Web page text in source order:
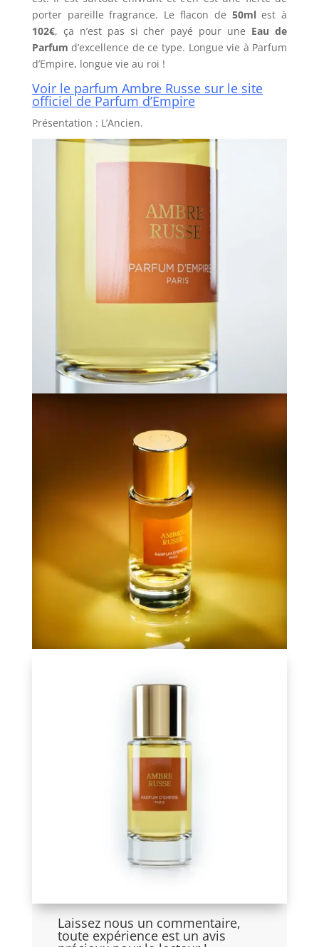
porter pareille fragrance. Le flacon de 50mlest à
102€, ça n’est pas si cher payé pour une Eau de
Parfum d’excellence de ce type. Longue vie à Parfum
d’Empire, longue vie au roi !
Voir le parfum Ambre Russe sur le site
officiel de Parfum d’Empire
Présentation : L’Ancien.
Laissez nous un commentaire,
toute expérience est un avis